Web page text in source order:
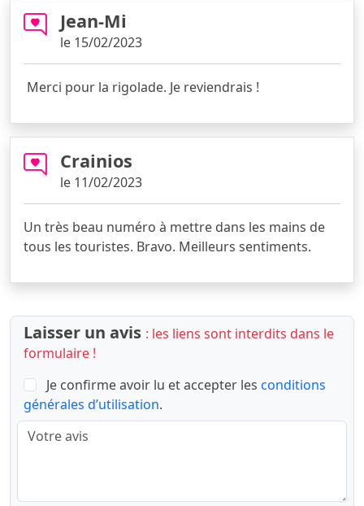
Jean-Mi
le 15/02/2023
Merci pour la rigolade. Je reviendrais !
Crainios
le 11/02/2023
Un très beau numéro à mettre dans les mains de
tous les touristes. Bravo. Meilleurs sentiments.
Laisser un avis : les liens sont interdits dans le
formulaire !
Je confirme avoir lu et accepter les conditions
générales d’utilisation.